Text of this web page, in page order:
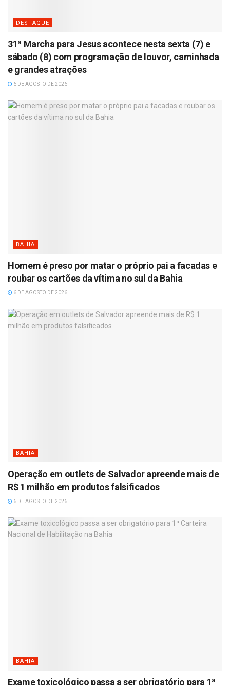
DESTAQUE
31ª Marcha para Jesus acontece nesta sexta (7) e
sábado (8) com programação de louvor, caminhada
e grandes atrações
6 DE AGOSTO DE 2026
BAHIA
Homem é preso por matar o próprio pai a facadas e
roubar os cartões da vítima no sul da Bahia
6 DE AGOSTO DE 2026
BAHIA
Operação em outlets de Salvador apreende mais de
R$ 1 milhão em produtos falsificados
6 DE AGOSTO DE 2026
BAHIA
Exame toxicológico passa a ser obrigatório para 1ª